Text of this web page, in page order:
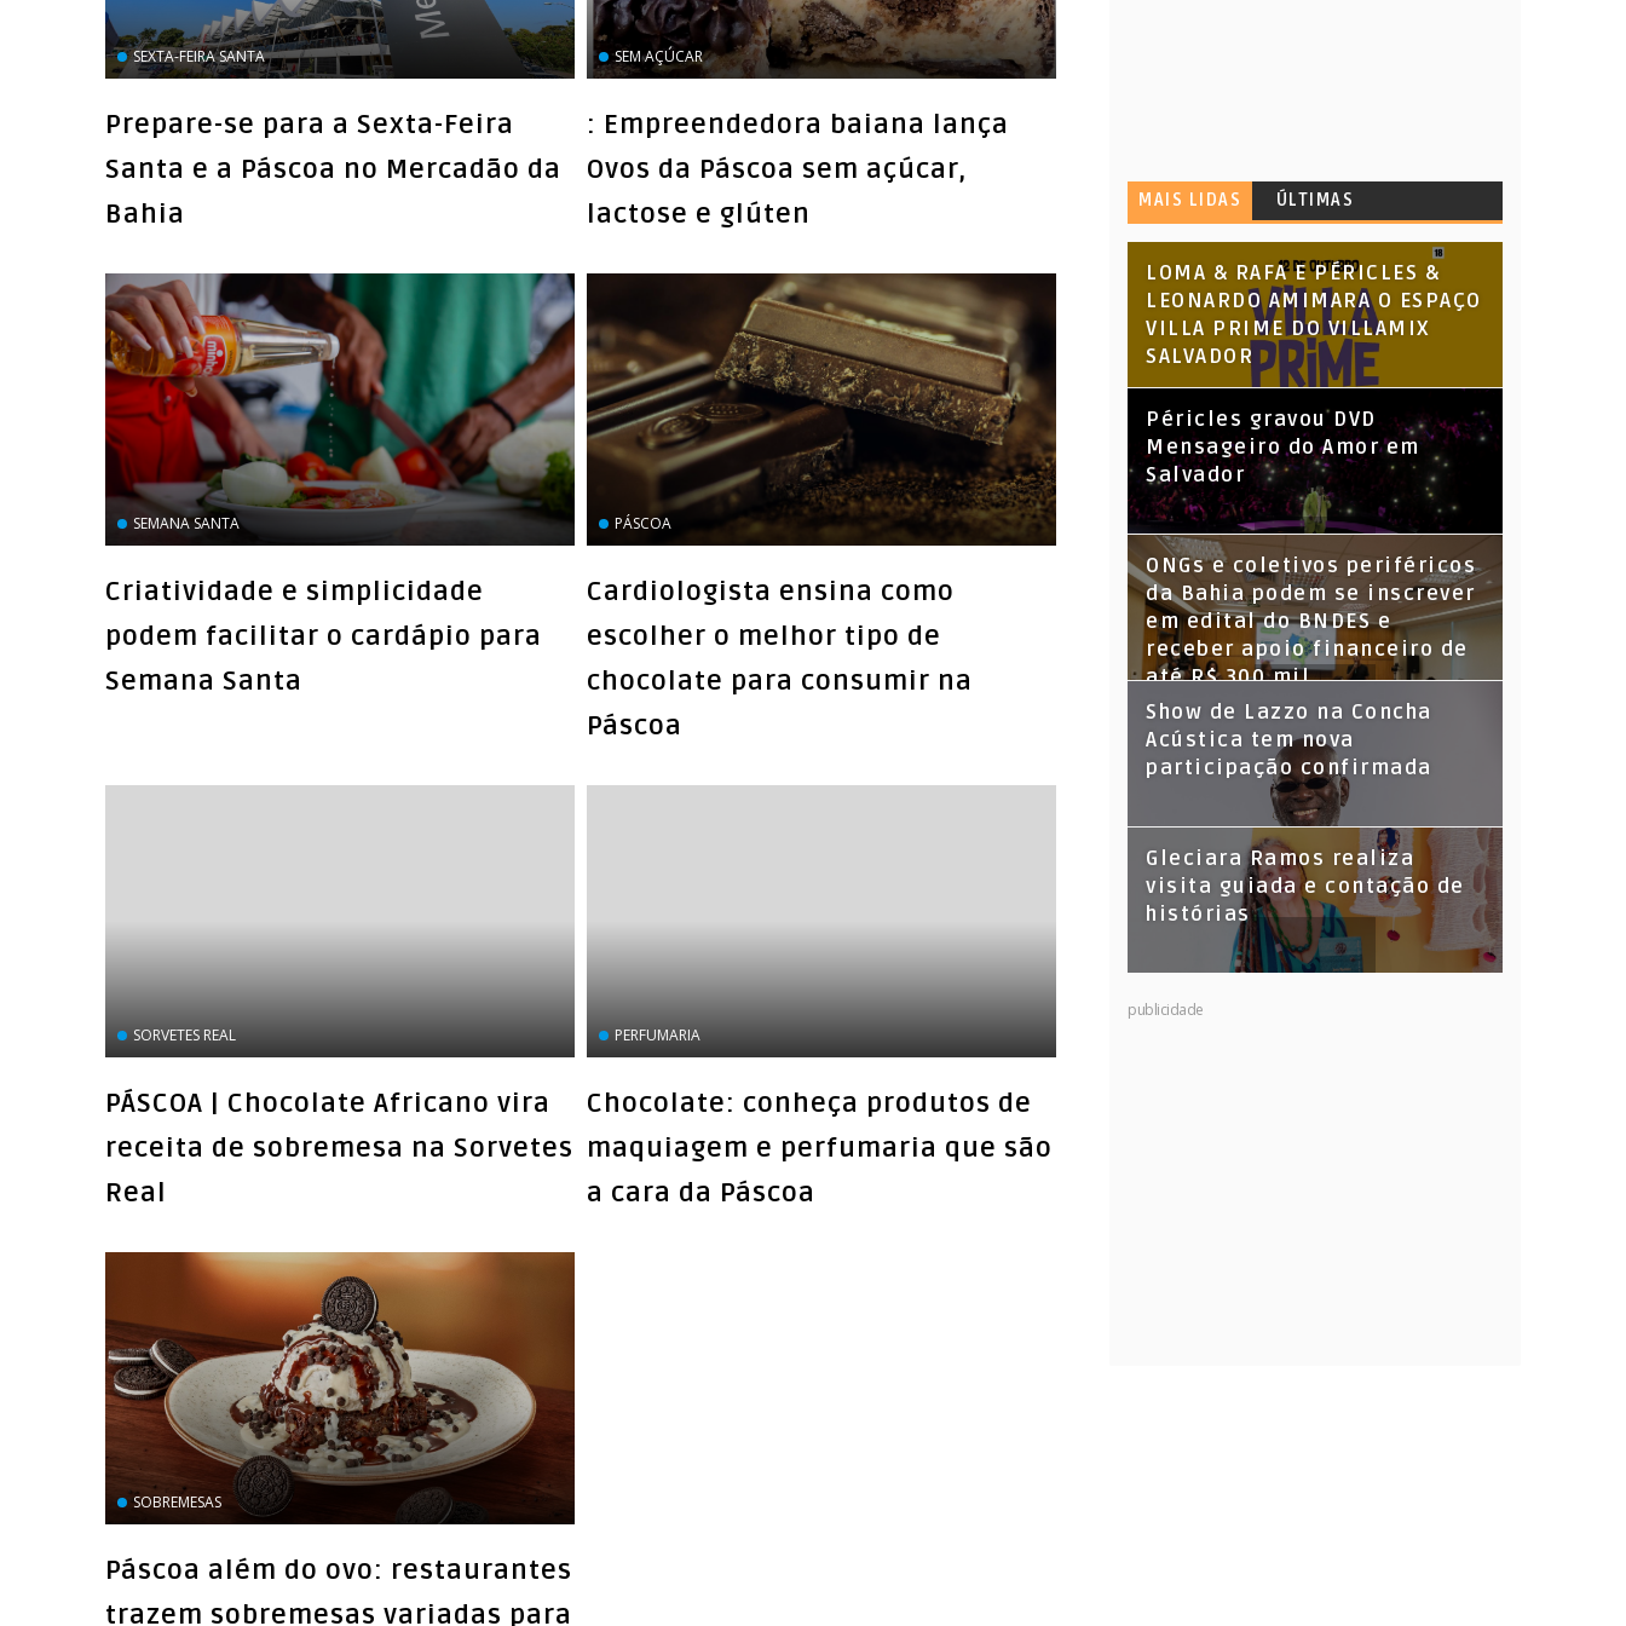
SEXTA-FEIRA SANTA
Prepare-se para a Sexta-Feira
Santa e a Páscoa no Mercadão da
Bahia
SEM AÇÚCAR
: Empreendedora baiana lança
Ovos da Páscoa sem açúcar,
lactose e glúten
SEMANA SANTA
Criatividade e simplicidade
podem facilitar o cardápio para
Semana Santa
PÁSCOA
Cardiologista ensina como
escolher o melhor tipo de
chocolate para consumir na
Páscoa
SORVETES REAL
PÁSCOA | Chocolate Africano vira
receita de sobremesa na Sorvetes
Real
PERFUMARIA
Chocolate: conheça produtos de
maquiagem e perfumaria que são
a cara da Páscoa
SOBREMESAS
Páscoa além do ovo: restaurantes
trazem sobremesas variadas para
MAIS LIDAS ÚLTIMAS
LOMA & RAFA E PÉRICLES &
LEONARDO AMIMARA O ESPAÇO
VILLA PRIME DO VILLAMIX
SALVADOR
Péricles gravou DVD
Mensageiro do Amor em
Salvador
ONGs e coletivos periféricos
da Bahia podem se inscrever
em edital do BNDES e
receber apoio financeiro de
até R$ 300 mil
Show de Lazzo na Concha
Acústica tem nova
participação confirmada
Gleciara Ramos realiza
visita guiada e contação de
histórias
publicidade